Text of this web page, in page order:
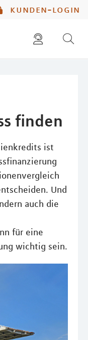
kunden-login
finden
ist
Und
auch die
für eine
wichtig sein.